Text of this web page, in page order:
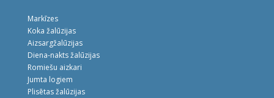
Markīzes
Koka žalūzijas
Aizsargžalūzijas
Diena-nakts žalūzijas
Romiešu aizkari
Jumta logiem
Plisētas žalūzijas